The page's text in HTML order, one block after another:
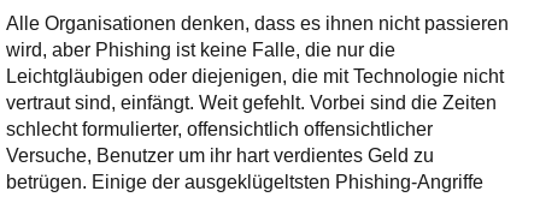
Alle Organisationen denken, dass es ihnen nicht passieren
wird, aber Phishing ist keine Falle, die nur die
Leichtgläubigen oder diejenigen, die mit Technologie nicht
vertraut sind, einfängt. Weit gefehlt. Vorbei sind die Zeiten
schlecht formulierter, offensichtlich offensichtlicher
Versuche, Benutzer um ihr hart verdientes Geld zu
betrügen. Einige der ausgeklügeltsten Phishing-Angriffe
Ihre E-Mail
Adresse:
E-Mail
E-Mail bestätigen